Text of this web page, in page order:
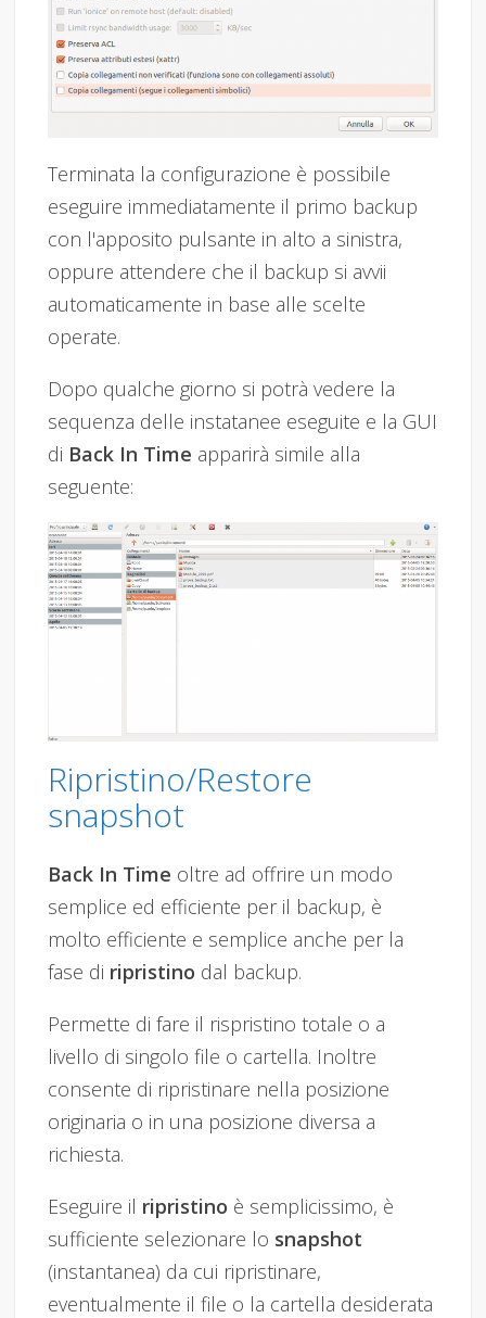
Terminata la configurazione è possibile
eseguire immediatamente il primo backup
con l'apposito pulsante in alto a sinistra,
oppure attendere che il backup si avvii
automaticamente in base alle scelte
operate.
Dopo qualche giorno si potrà vedere la
sequenza delle instatanee eseguite e la GUI
di Back In Time apparirà simile alla
seguente:
Ripristino/Restore
snapshot
Back In Time oltre ad offrire un modo
semplice ed efficiente per il backup, è
molto efficiente e semplice anche per la
fase di ripristino dal backup.
Permette di fare il rispristino totale o a
livello di singolo file o cartella. Inoltre
consente di ripristinare nella posizione
originaria o in una posizione diversa a
richiesta.
Eseguire il ripristino è semplicissimo, è
sufficiente selezionare lo snapshot
(instantanea) da cui ripristinare,
eventualmente il file o la cartella desiderata